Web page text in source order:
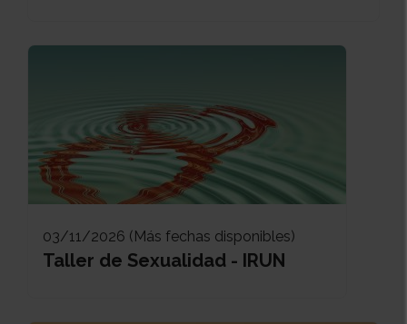
03/11/2026 (Más fechas disponibles)
Taller de Sexualidad - IRUN